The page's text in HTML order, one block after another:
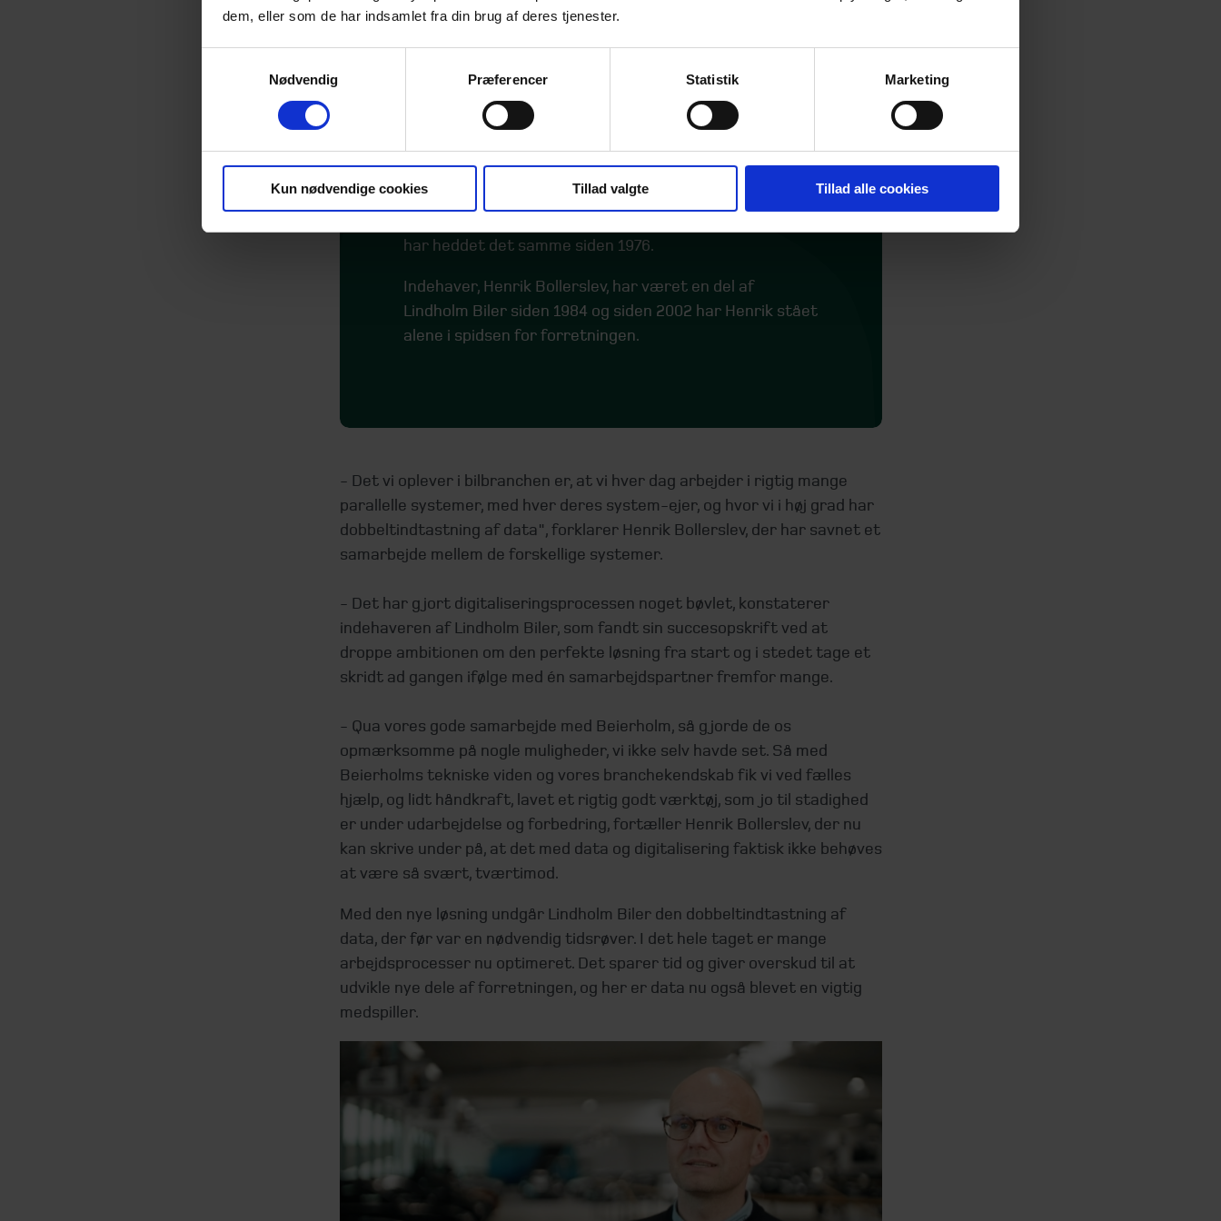
dem, eller som de har indsamlet fra din brug af deres tjenester.
Nødvendig
Præferencer Statistik Marketing
Kun nødvendige cookies Tillad valgte Tillad alle cookies
Lindholm Biler
Lindholm Biler forhandler nyere brugte biler (0-4 år) og
har afdelinger i Aarhus og Fredericia, mens
har heddet det samme siden 1976.
Indehaver, Henrik Bollerslev, har været en del af
Lindholm Biler siden 1984 og siden 2002 har Henrik stået
alene i spidsen for forretningen.
- Det vi oplever i bilbranchen er, at vi hver dag arbejder i rigtig mange
parallelle systemer, med hver deres system-ejer, og hvor vi i høj grad har
dobbeltindtastning af data", forklarer Henrik Bollerslev, der har savnet et
samarbejde mellem de forskellige systemer.
- Det har gjort digitaliseringsprocessen noget bøvlet, konstaterer
indehaveren af Lindholm Biler, som fandt sin succesopskrift ved at
droppe ambitionen om den perfekte løsning fra start og i stedet tage et
skridt ad gangen ifølge med én samarbejdspartner fremfor mange.
- Qua vores gode samarbejde med Beierholm, så gjorde de os
opmærksomme på nogle muligheder, vi ikke selv havde set. Så med
Beierholms tekniske viden og vores branchekendskab fik vi ved fælles
hjælp, og lidt håndkraft, lavet et rigtig godt værktøj, som jo til stadighed
er under udarbejdelse og forbedring, fortæller Henrik Bollerslev, der nu
kan skrive under på, at det med data og digitalisering faktisk ikke behøves
at være så svært, tværtimod.
Med den nye løsning undgår Lindholm Biler den dobbeltindtastning af
data, der før var en nødvendig tidsrøver. I det hele taget er mange
arbejdsprocesser nu optimeret. Det sparer tid og giver overskud til at
udvikle nye dele af forretningen, og her er data nu også blevet en vigtig
medspiller.